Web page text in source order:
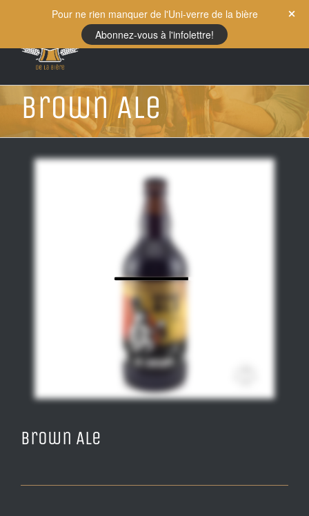
content
Brown Ale
Brown Ale
Pour ne rien manquer de l'Uni-verre de la bière
Abonnez-vous à l'infolettre!